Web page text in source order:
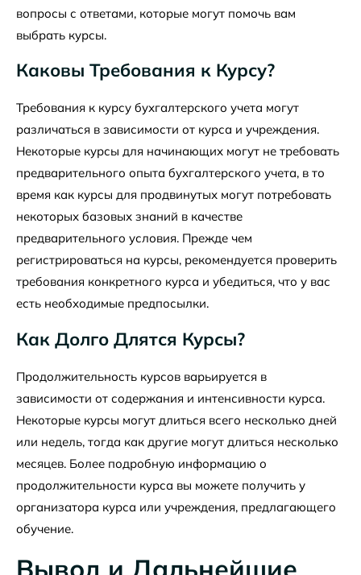
вопросы с ответами, которые могут помочь вам
выбрать курсы.
Каковы Требования к Курсу?
Требования к курсу бухгалтерского учета могут
различаться в зависимости от курса и учреждения.
Некоторые курсы для начинающих могут не требовать
предварительного опыта бухгалтерского учета, в то
время как курсы для продвинутых могут потребовать
некоторых базовых знаний в качестве
предварительного условия. Прежде чем
регистрироваться на курсы, рекомендуется проверить
требования конкретного курса и убедиться, что у вас
есть необходимые предпосылки.
Как Долго Длятся Курсы?
Продолжительность курсов варьируется в
зависимости от содержания и интенсивности курса.
Некоторые курсы могут длиться всего несколько дней
или недель, тогда как другие могут длиться несколько
месяцев. Более подробную информацию о
продолжительности курса вы можете получить у
организатора курса или учреждения, предлагающего
обучение.
Вывод и Дальнейшие